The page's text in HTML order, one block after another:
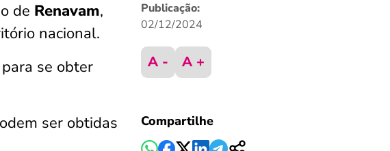
de Renavam,
nacional.
se obter
ser obtidas
Publicação:
02/12/2024
A - A +
Compartilhe